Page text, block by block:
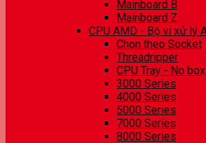
Mainboard B
Mainboard Z
CPU AMD - Bộ vi xử lý
Chọn theo Socket
Threadripper
CPU Tray - No box
3000 Series
4000 Series
5000 Series
7000 Series
8000 Series